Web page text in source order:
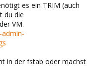
es ein TRIM (auch
du die
VM.
in der fstab oder machst